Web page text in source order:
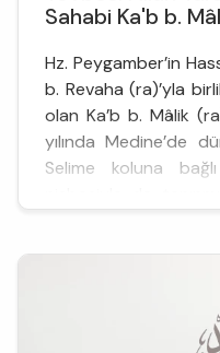
Sahabi Ka'b b.
Hz. Peygamber’in
b. Revaha (ra)’yla
olan Ka’b b. Mâlik
yılında Medine’de
Selime koluna